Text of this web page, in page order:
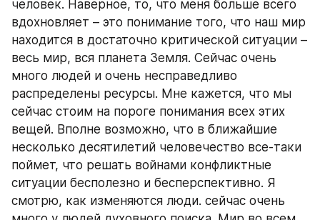
человек. Наверное, то, что меня больше всего
вдохновляет – это понимание того, что наш мир
находится в достаточно критической ситуации –
весь мир, вся планета Земля. Сейчас очень
много людей и очень несправедливо
распределены ресурсы. Мне кажется, что мы
сейчас стоим на пороге понимания всех этих
вещей. Вполне возможно, что в ближайшие
несколько десятилетий человечество все-таки
поймет, что решать войнами конфликтные
ситуации бесполезно и бесперспективно. Я
смотрю, как изменяются люди. сейчас очень